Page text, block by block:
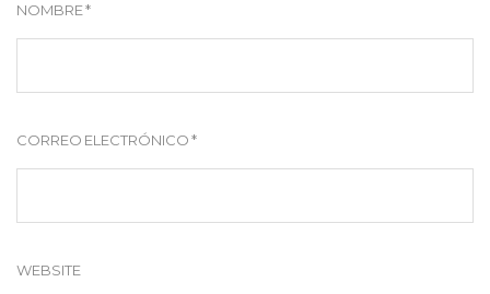
NOMBRE*
CORREO ELECTRÓNICO*
WEBSITE